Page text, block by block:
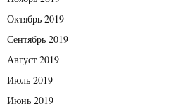
Октябрь 2019
Сентябрь 2019
Август 2019
Июль 2019
Июнь 2019